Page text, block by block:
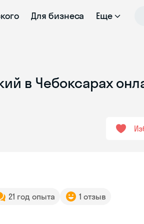
Для бизнеса Еще
в Чебоксарах
21 год опыта 1 отзыв